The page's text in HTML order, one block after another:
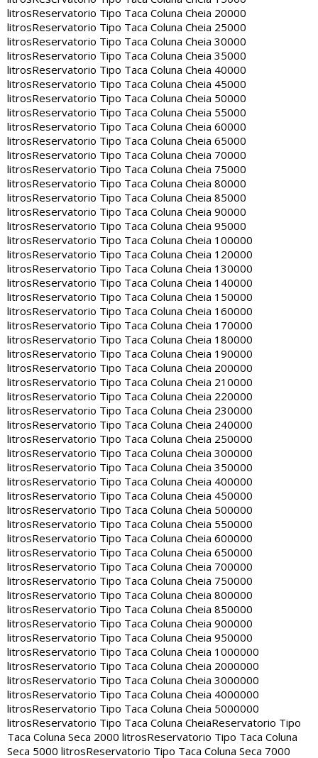
litrosReservatorio Tipo Taca Coluna Cheia 20000
litrosReservatorio Tipo Taca Coluna Cheia 25000
litrosReservatorio Tipo Taca Coluna Cheia 30000
litrosReservatorio Tipo Taca Coluna Cheia 35000
litrosReservatorio Tipo Taca Coluna Cheia 40000
litrosReservatorio Tipo Taca Coluna Cheia 45000
litrosReservatorio Tipo Taca Coluna Cheia 50000
litrosReservatorio Tipo Taca Coluna Cheia 55000
litrosReservatorio Tipo Taca Coluna Cheia 60000
litrosReservatorio Tipo Taca Coluna Cheia 65000
litrosReservatorio Tipo Taca Coluna Cheia 70000
litrosReservatorio Tipo Taca Coluna Cheia 75000
litrosReservatorio Tipo Taca Coluna Cheia 80000
litrosReservatorio Tipo Taca Coluna Cheia 85000
litrosReservatorio Tipo Taca Coluna Cheia 90000
litrosReservatorio Tipo Taca Coluna Cheia 95000
litrosReservatorio Tipo Taca Coluna Cheia 100000
litrosReservatorio Tipo Taca Coluna Cheia 120000
litrosReservatorio Tipo Taca Coluna Cheia 130000
litrosReservatorio Tipo Taca Coluna Cheia 140000
litrosReservatorio Tipo Taca Coluna Cheia 150000
litrosReservatorio Tipo Taca Coluna Cheia 160000
litrosReservatorio Tipo Taca Coluna Cheia 170000
litrosReservatorio Tipo Taca Coluna Cheia 180000
litrosReservatorio Tipo Taca Coluna Cheia 190000
litrosReservatorio Tipo Taca Coluna Cheia 200000
litrosReservatorio Tipo Taca Coluna Cheia 210000
litrosReservatorio Tipo Taca Coluna Cheia 220000
litrosReservatorio Tipo Taca Coluna Cheia 230000
litrosReservatorio Tipo Taca Coluna Cheia 240000
litrosReservatorio Tipo Taca Coluna Cheia 250000
litrosReservatorio Tipo Taca Coluna Cheia 300000
litrosReservatorio Tipo Taca Coluna Cheia 350000
litrosReservatorio Tipo Taca Coluna Cheia 400000
litrosReservatorio Tipo Taca Coluna Cheia 450000
litrosReservatorio Tipo Taca Coluna Cheia 500000
litrosReservatorio Tipo Taca Coluna Cheia 550000
litrosReservatorio Tipo Taca Coluna Cheia 600000
litrosReservatorio Tipo Taca Coluna Cheia 650000
litrosReservatorio Tipo Taca Coluna Cheia 700000
litrosReservatorio Tipo Taca Coluna Cheia 750000
litrosReservatorio Tipo Taca Coluna Cheia 800000
litrosReservatorio Tipo Taca Coluna Cheia 850000
litrosReservatorio Tipo Taca Coluna Cheia 900000
litrosReservatorio Tipo Taca Coluna Cheia 950000
litrosReservatorio Tipo Taca Coluna Cheia 1000000
litrosReservatorio Tipo Taca Coluna Cheia 2000000
litrosReservatorio Tipo Taca Coluna Cheia 3000000
litrosReservatorio Tipo Taca Coluna Cheia 4000000
litrosReservatorio Tipo Taca Coluna Cheia 5000000
litrosReservatorio Tipo Taca Coluna CheiaReservatorio Tipo
Taca Coluna Seca 2000 litrosReservatorio Tipo Taca Coluna
Seca 5000 litrosReservatorio Tipo Taca Coluna Seca 7000